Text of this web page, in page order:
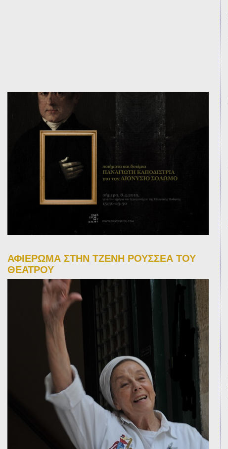
ΑΦΙΕΡΩΜΑ ΣΤΗΝ ΤΖΕΝΗ ΡΟΥΣΣΕΑ ΤΟΥ
ΘΕΑΤΡΟΥ